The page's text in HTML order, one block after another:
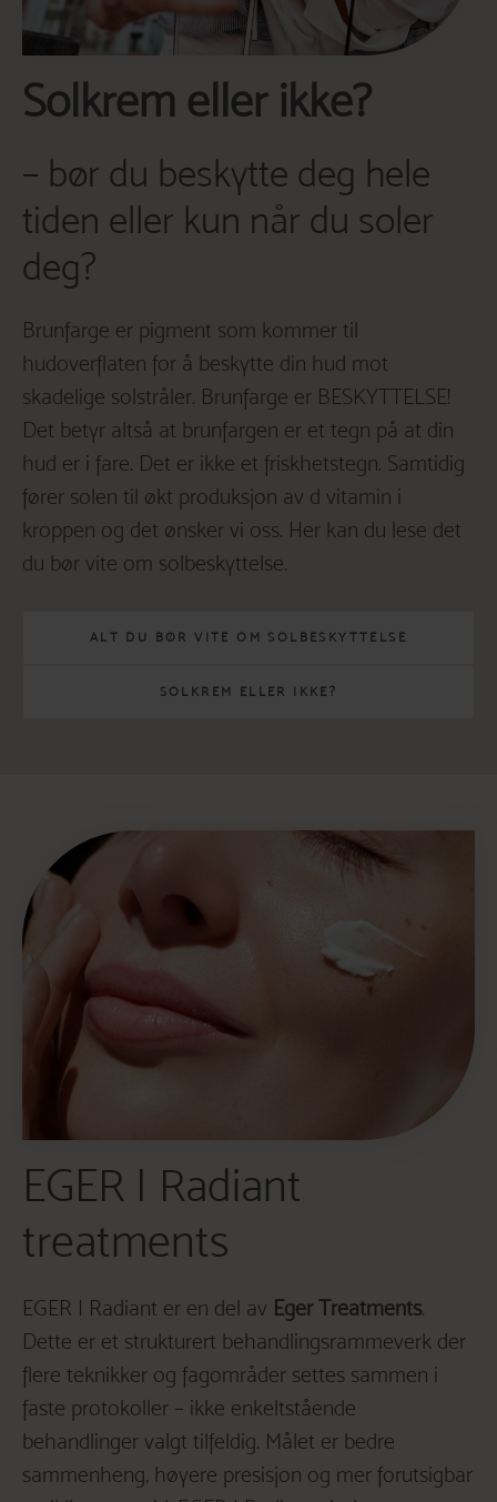
Solkrem eller ikke?
– bør du beskytte deg hele
tiden eller kun når du soler
deg?
Brunfarge er pigment som kommer til
hudoverflaten for å beskytte din hud mot
skadelige solstråler. Brunfarge er BESKYTTELSE!
Det betyr altså at brunfargen er et tegn på at din
hud er i fare. Det er ikke et friskhetstegn. Samtidig
fører solen til økt produksjon av d vitamin i
kroppen og det ønsker vi oss. Her kan du lese det
du bør vite om solbeskyttelse.
ALT DU BØR VITE OM SOLBESKYTTELSE
SOLKREM ELLER IKKE?
EGER I Radiant
treatments
EGER I Radiant er en del av Eger Treatments.
Dette er et strukturert behandlingsrammeverk der
flere teknikker og fagområder settes sammen i
faste protokoller – ikke enkeltstående
behandlinger valgt tilfeldig. Målet er bedre
sammenheng, høyere presisjon og mer forutsigbar